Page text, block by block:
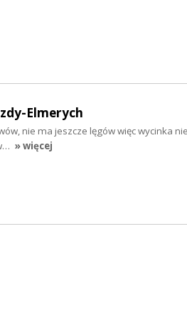
Elmerych
nie ma jeszcze lęgów więc wycinka
» więcej